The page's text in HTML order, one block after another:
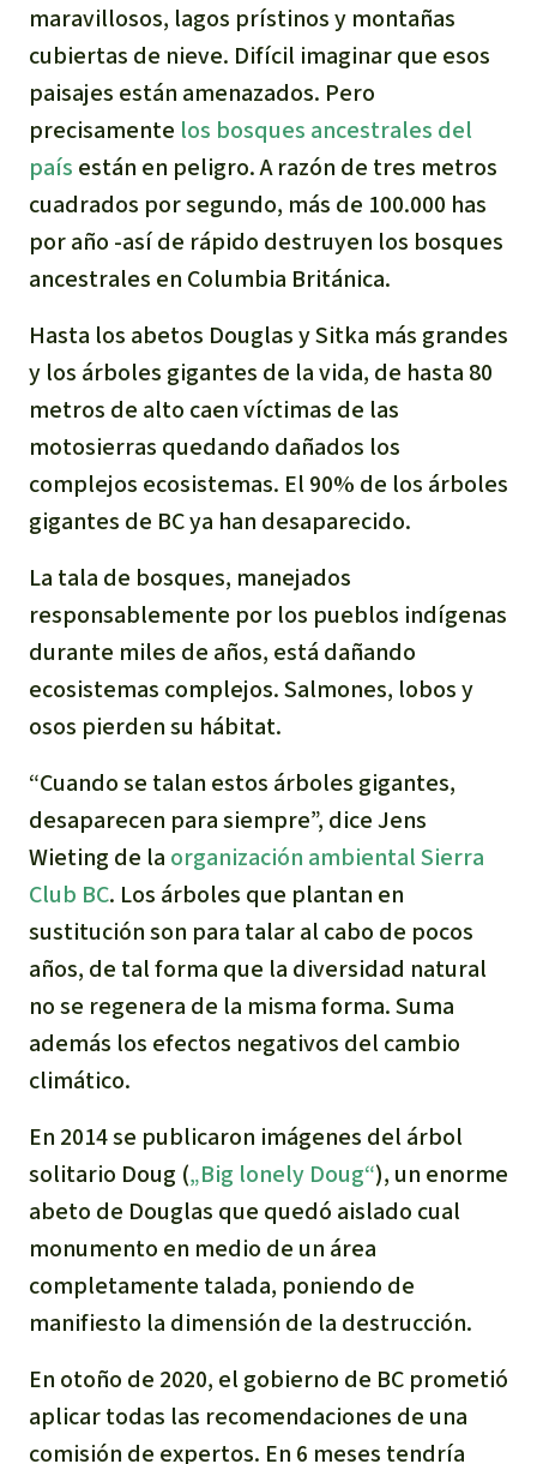
maravillosos, lagos prístinos y montañas
cubiertas de nieve. Difícil imaginar que esos
paisajes están amenazados. Pero
precisamente los bosques ancestrales del
país están en peligro. A razón de tres metros
cuadrados por segundo, más de 100.000 has
por año -así de rápido destruyen los bosques
ancestrales en Columbia Británica.
Hasta los abetos Douglas y Sitka más grandes
y los árboles gigantes de la vida, de hasta 80
metros de alto caen víctimas de las
motosierras quedando dañados los
complejos ecosistemas. El 90% de los árboles
gigantes de BC ya han desaparecido.
La tala de bosques, manejados
responsablemente por los pueblos indígenas
durante miles de años, está dañando
ecosistemas complejos. Salmones, lobos y
osos pierden su hábitat.
“Cuando se talan estos árboles gigantes,
desaparecen para siempre”, dice Jens
Wieting de la organización ambiental Sierra
Club BC. Los árboles que plantan en
sustitución son para talar al cabo de pocos
años, de tal forma que la diversidad natural
no se regenera de la misma forma. Suma
además los efectos negativos del cambio
climático.
En 2014 se publicaron imágenes del árbol
solitario Doug („Big lonely Doug“), un enorme
abeto de Douglas que quedó aislado cual
monumento en medio de un área
completamente talada, poniendo de
manifiesto la dimensión de la destrucción.
En otoño de 2020, el gobierno de BC prometió
aplicar todas las recomendaciones de una
comisión de expertos. En 6 meses tendría